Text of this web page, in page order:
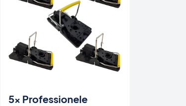
5x Professionele